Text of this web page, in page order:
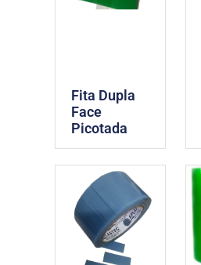
Fita Dupla
Face
Picotada